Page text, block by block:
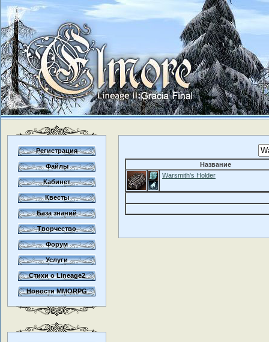
Регистрация
Файлы
Кабинет
Квесты
База знаний
Творчество
Форум
Услуги
Стихи о Lineage2
Новости MMORPG
Название
Warsmith's Holder